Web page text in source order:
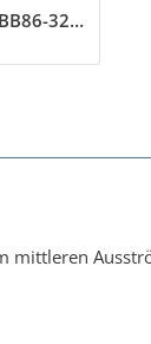
55716088-38CC-40DA-BB86-320436686183.png
mittleren